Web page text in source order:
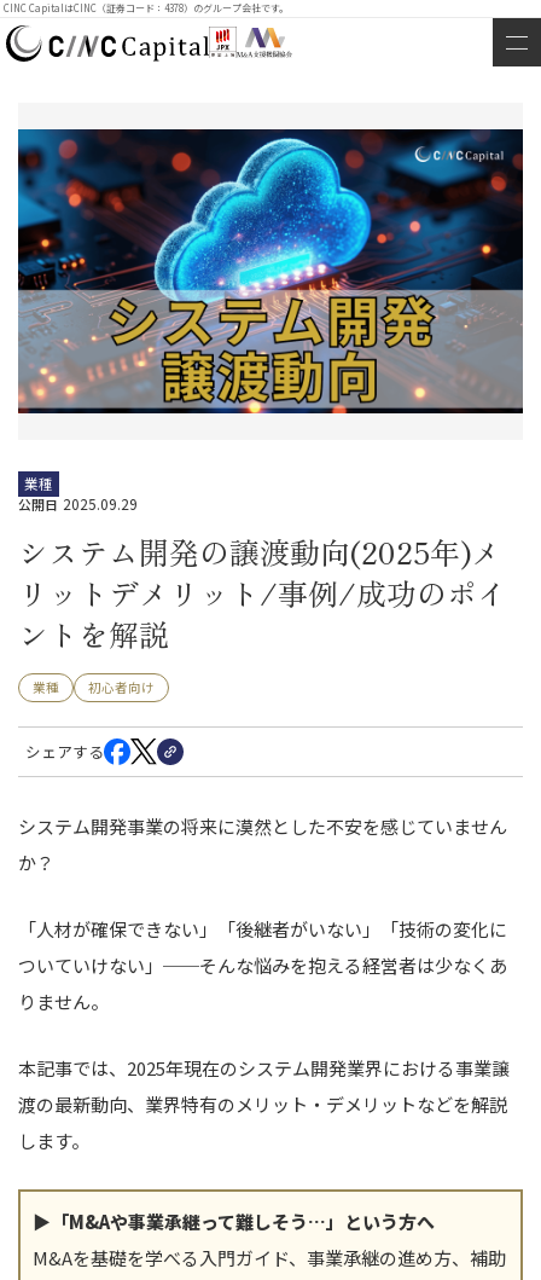
CINC CapitalはCINC（証券コード：4378）のグループ会社です。
業種
公開日 2025.09.29
システム開発の譲渡動向(2025年)メ
リットデメリット/事例/成功のポイ
ントを解説
業種 初心者向け
シェアする
システム開発事業の将来に漠然とした不安を感じていません
か？
「人材が確保できない」「後継者がいない」「技術の変化に
ついていけない」──そんな悩みを抱える経営者は少なくあ
りません。
本記事では、2025年現在のシステム開発業界における事業譲
渡の最新動向、業界特有のメリット・デメリットなどを解説
します。
▶「M&Aや事業承継って難しそう…」という方へ
M&Aを基礎を学べる入門ガイド、事業承継の進め方、補助